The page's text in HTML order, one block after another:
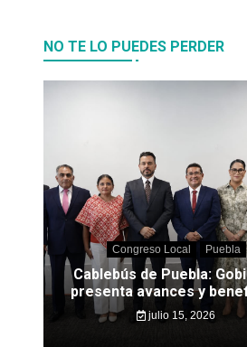
NO TE LO PUEDES PERDER
Congreso Local Puebla
Cablebús de Puebla:
presenta avances y
julio 15, 2026